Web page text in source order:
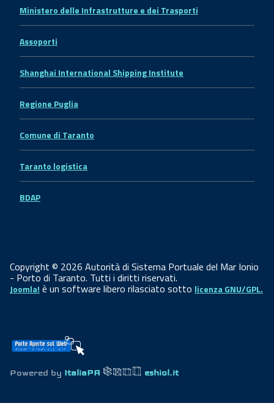
Ministero delle Infrastrutture e dei Trasporti
Assoporti
Shanghai International Shipping Institute
Regione Puglia
Comune di Taranto
Taranto logistica
BDAP
Copyright © 2026 Autorità di Sistema Portuale del Mar Ionio
- Porto di Taranto. Tutti i diritti riservati.
Joomla! è un software libero rilasciato sotto licenza GNU/GPL.
Powered by ItaliaPA eshiol.it